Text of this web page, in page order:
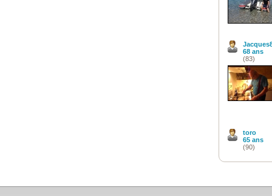
68 ans
(83)
toro
65 ans
(90)